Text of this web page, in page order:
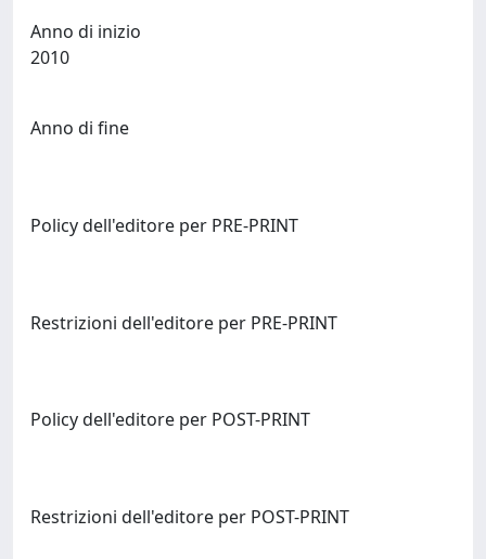
Anno di inizio
Anno di fine
Policy dell'editore per PRE-PRINT
Restrizioni dell'editore per PRE-PRINT
Policy dell'editore per POST-PRINT
Restrizioni dell'editore per POST-PRINT